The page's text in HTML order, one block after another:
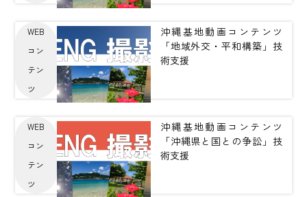
WEB
コン
テン
ツ
沖縄基地動画コンテンツ
「地域外交・平和構築」技
術支援
WEB
コン
テン
ツ
沖縄基地動画コンテンツ
「沖縄県と国との争訟」技
術支援